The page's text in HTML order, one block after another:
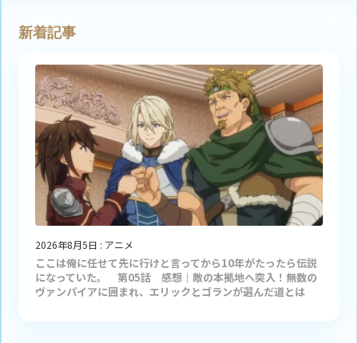
新着記事
2026年8月5日 : アニメ
ここは俺に任せて先に行けと言ってから10年がたったら伝説
になっていた。 第05話 感想｜敵の本拠地へ突入！無数の
ヴァンパイアに囲まれ、エリックとゴランが選んだ道とは